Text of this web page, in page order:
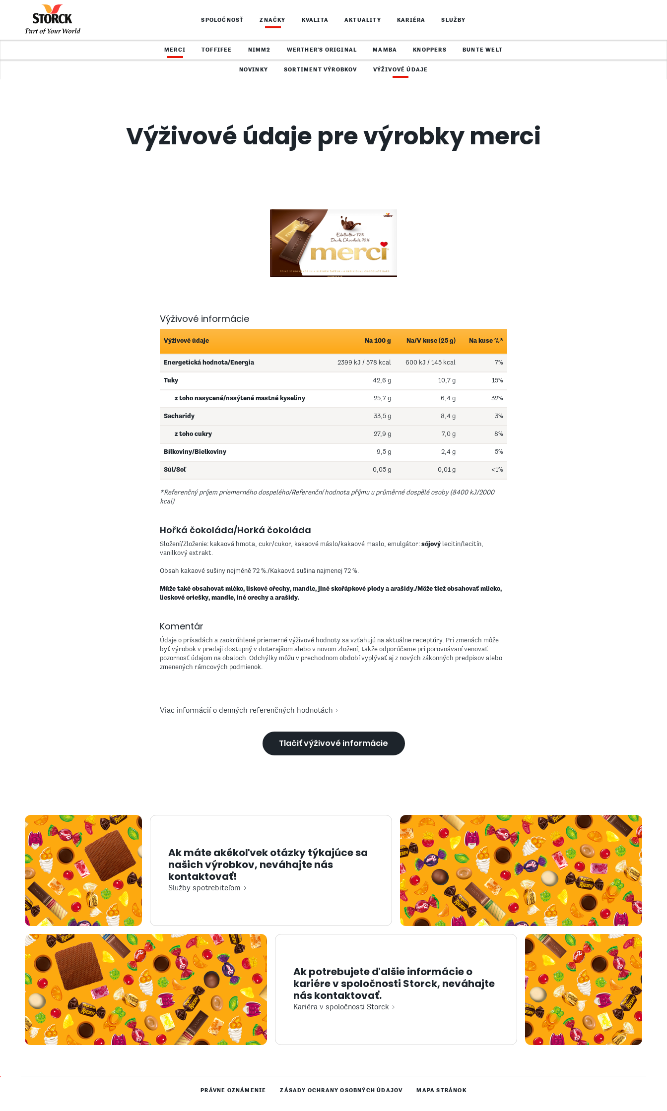
SPOLOČNOSŤ ZNAČKY
MERCI
NOVINKY SORTIMENT VÝROBKOV VÝŽIVOVÉ ÚDAJE
TOFFIFEE NIMM2 WERTHER'S ORIGINAL MAMBA KNOPPERS BUNTE WELT
KVALITA AKTUALITY KARIÉRA SLUŽBY
Výživové údaje pre výrobky merci
Výživové informácie
Výživové údaje Na 100 g Na/V kuse (25 g) Na kuse %*
Energetická hodnota/Energia 2399 kJ / 578 kcal 600 kJ / 145 kcal 7%
Tuky 42,6 g 10,7 g 15%
z toho nasycené/nasýtené mastné kyseliny 25,7 g 6,4 g 32%
Sacharidy 33,5 g 8,4 g 3%
z toho cukry 27,9 g 7,0 g 8%
Bílkoviny/Bielkoviny 9,5 g 2,4 g 5%
Sůl/Soľ 0,05 g 0,01 g <1%
*Referenčný príjem priemerného dospelého/Referenční hodnota příjmu u průměrné dospělé osoby (8400 kJ/2000
kcal)
Hořká čokoláda/Horká čokoláda
Složení/Zloženie: kakaová hmota, cukr/cukor, kakaové máslo/kakaové maslo, emulgátor: sójový lecitin/lecitín,
vanilkový extrakt.
Obsah kakaové sušiny nejméně 72 %./Kakaová sušina najmenej 72 %.
Může také obsahovat mléko, lískové ořechy, mandle, jiné skořápkové plody a arašídy./Môže tiež obsahovať mlieko,
lieskové oriešky, mandle, iné orechy a arašidy.
Komentár
Údaje o prísadách a zaokrúhlené priemerné výživové hodnoty sa vzťahujú na aktuálne receptúry. Pri zmenách môže
byť výrobok v predaji dostupný v doterajšom alebo v novom zložení, takže odporúčame pri porovnávaní venovať
pozornosť údajom na obaloch. Odchýlky môžu v prechodnom období vyplývať aj z nových zákonných predpisov alebo
zmenených rámcových podmienok.
Viac informácií o denných referenčných hodnotách
Tlačiť výživové informácie
Ak máte akékoľvek otázky týkajúce sa
našich výrobkov, neváhajte nás
kontaktovať!
Služby spotrebiteľom
Ak potrebujete ďalšie informácie o
kariére v spoločnosti Storck, neváhajte
nás kontaktovať.
Kariéra v spoločnosti Storck
PRÁVNE OZNÁMENIE ZÁSADY OCHRANY OSOBNÝCH ÚDAJOV MAPA STRÁNOK